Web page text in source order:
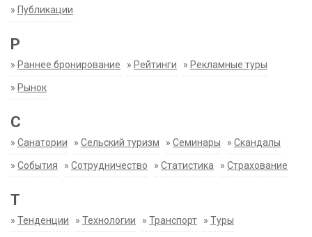
» Публикации
Р
» Раннее бронирование » Рейтинги » Рекламные туры
» Рынок
С
» Санатории » Сельский туризм » Семинары » Скандалы
» События » Сотрудничество » Статистика » Страхование
Т
» Тенденции » Технологии » Транспорт » Туры